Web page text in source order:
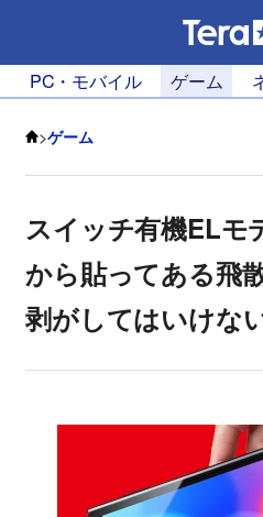
PC・モバイル ゲーム
>ゲーム
スイッチ有機ELモ
から貼ってある飛
剥がしてはいけな